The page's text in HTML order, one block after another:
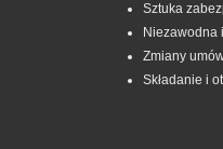
Sztuka
Niezawodna
Zmiany
Składanie i